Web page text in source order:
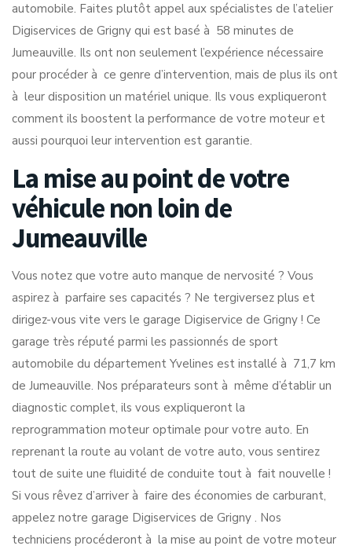
automobile. Faites plutôt appel aux spécialistes de l’atelier
Digiservices de Grigny qui est basé à 58 minutes de
Jumeauville. Ils ont non seulement l’expérience nécessaire
pour procéder à ce genre d’intervention, mais de plus ils ont
à leur disposition un matériel unique. Ils vous expliqueront
comment ils boostent la performance de votre moteur et
aussi pourquoi leur intervention est garantie.
La mise au point de votre
véhicule non loin de
Jumeauville
Vous notez que votre auto manque de nervosité ? Vous
aspirez à parfaire ses capacités ? Ne tergiversez plus et
dirigez-vous vite vers le garage Digiservice de Grigny ! Ce
garage très réputé parmi les passionnés de sport
automobile du département Yvelines est installé à 71,7 km
de Jumeauville. Nos préparateurs sont à même d’établir un
diagnostic complet, ils vous expliqueront la
reprogrammation moteur optimale pour votre auto. En
reprenant la route au volant de votre auto, vous sentirez
tout de suite une fluidité de conduite tout à fait nouvelle !
Si vous rêvez d’arriver à faire des économies de carburant,
appelez notre garage Digiservices de Grigny . Nos
techniciens procéderont à la mise au point de votre moteur